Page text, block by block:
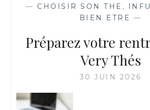
— CHOISIR SON THE ,
BIEN ETRE —
Préparez votre
Very Thés
30 JUIN 2026